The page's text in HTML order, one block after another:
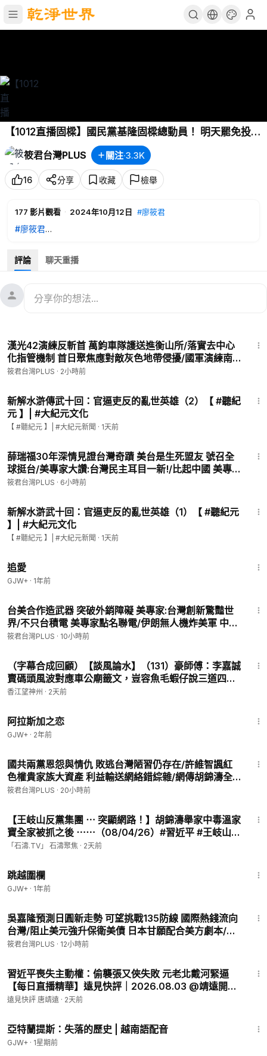
【1012直播固樑】國民黨基隆固樑總動員！ 明天罷免投票
盧秀燕.韓國瑜.連勝文車掃挺謝國樑 晚間馬英九.蔣萬安.侯
友宜.朱立倫參加助講
筱君台灣PLUS 關注·3.3K
16 分享 收藏 檢舉
177 影片觀看 · 2024年10月12日 #廖筱君
#廖筱君
★「筱君台灣PLUS」新聞網 ＠網站連結→
media.com
s://www.ganjingworld.com/s/wBwJQ9Kkjp
★筱君樂活plus ＠網站連結→
「一人難挑千斤擔，眾人能移萬座山」，如果您有餘力，請贊助
我們製作更優質的節目內容，且走得長長久久。感恩。
1.銀行轉帳：
戶名：廖筱君
帳號：00168-1616-64416
★外幣匯款資訊：
0523-11-888-233-3
傑作文化事業有限公司 MASTERPIECE CULTURE CO., LTD.
SWIFT CODE:MKTBTWTP
2.信用卡轉帳（海內外均可）
https://p.ecpay.com.tw/78F58DE
3.成為我們的頻道會員，加入每月自動贊助的行列：
4.有工商合作，請洽：
大家好，我是廖筱君。我成立網路頻道：筱君 台灣 PLUS 。
希望透過這個平台一起守護台灣。我每一天用心生活在這塊土
動。
不管您身在世界何處，如果您剛好也是這樣的人，可不可以幫我
訂閱，讓我們一起用心守護台灣。
👉廖筱君粉絲團：
n
評論 聊天重播
漢光42演練反斬首 萬鈞車隊護送進衡山所/落實去中心
化指管機制 首日聚焦應對敵灰色地帶侵擾/國軍演練南
兵北調 確保大台北防禦無死角/強化社會防衛韌性作為
筱君台灣PLUS · 2小時前
新解水滸傳武十回：官逼吏反的亂世英雄（2）【 #聽紀
元 】| #大紀元文化
【 #聽紀元 】| #大紀元新聞 · 1天前
薛瑞福30年深情見證台灣奇蹟 美台是生死盟友 號召全
球挺台/美專家大讚:台灣民主耳目一新!/比起中國 美專
家坦言更愛台灣 若被併吞全球完了/美專家震撼警告:台
筱君台灣PLUS · 6小時前
新解水滸武十回：官逼吏反的亂世英雄（1）【 #聽紀元
】| #大紀元文化
【 #聽紀元 】| #大紀元新聞 · 1天前
追愛
GJW+ · 1年前
台美合作造武器 突破外銷障礙 美專家:台灣創新驚豔世
界/不只台積電 美專家點名聯電/伊朗無人機炸美軍 中國
竟是後台 美專家揭中國暗助伊朗！/五角大廈將出手？
筱君台灣PLUS · 10小時前
（字幕合成回顧）【談風論水】（131）豪師傅：李嘉誠
賣碼頭風波對應車公廟籤文，豈容魚毛蝦仔說三道四，
不自量力（2025.3.27首播）
香江望神州 · 2天前
阿拉斯加之恋
GJW+ · 2年前
國共兩黨恩怨與情仇 敗逃台灣陋習仍存在/許維智諷紅
色權貴家族大資產 利益輸送網絡錯綜雜/網傳胡錦濤全
家中毒? 許維智揭秘中共大鬥爭/統促黨橫行終遭解散 國
筱君台灣PLUS · 20小時前
【王岐山反黨集團 ⋯ 突顯網路！】胡錦濤舉家中毒溫家
寶全家被抓之後 ⋯⋯（08/04/26）#習近平 #王岐山 #
北戴河
「石濤.TV」 石濤聚焦 · 2天前
跳越圍欄
GJW+ · 1年前
吳嘉隆預測日圓新走勢 可望挑戰135防線 國際熱錢流向
台灣/阻止美元強升保衛美債 日本甘願配合美方劇本/借
日圓套利交易將終結 預期升值趕緊買回補滿/日本通膨
筱君台灣PLUS · 12小時前
習近平喪失主動權：偷襲張又俠失敗 元老北戴河緊逼
【每日直播精華】遠見快評｜2026.08.03 @靖遠開講
#北戴河 #習近平
遠見快評 唐靖遠 · 2天前
亞特蘭提斯：失落的歷史 | 越南語配音
GJW+ · 1星期前